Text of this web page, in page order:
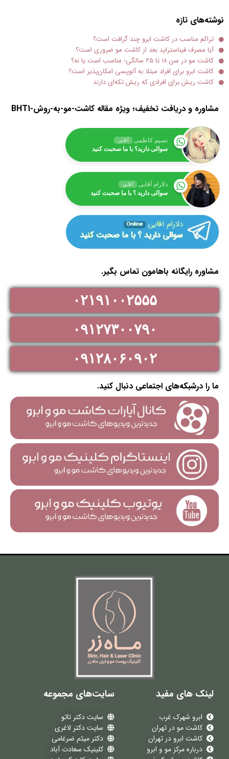
نوشته‌های تازه
تراکم مناسب در کاشت ابرو چند گرافت است؟
آیا مصرف فیناستراید بعد از کاشت مو ضروری است؟
کاشت مو در سن ۱۸ تا ۲۵ سالگی؛ مناسب است یا نه؟
کاشت ابرو برای افراد مبتلا به آلوپسی امکان‌پذیر است؟
کاشت ریش برای افرادی که ریش تکه‌ای دارند
مشاوره و دریافت تخفیف؛ ویژه مقاله کاشت-مو-به-روش-BHT1
نسیم کاظمی آنلاین
سوالی دارید؟ با ما صحبت کنید
دلارام آقایی آنلاین
سوالی دارید ؟ با ما صحبت کنید
مشاوره رایگانه باهامون تماس بگیر.
۰۲۱۹۱۰۰۲۵۵۵
۰۹۱۲۷۳۰۰۷۹۰
۰۹۱۲۸۰۶۰۹۰۲
ما را درشبکه‌های اجتماعی دنبال کنید.
لینک های مفید
ابرو شهرک غرب
کاشت مو در تهران
کاشت ابرو در تهران
درباره مرکز مو و ابرو
سایت‌های مجموعه
سایت دکتر تاتو
سایت دکتر لاغری
دکتر میثم ضرغامی
کلینیک سعادت آباد